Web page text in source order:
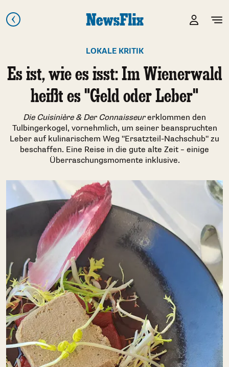
LOKALE KRITIK
Es ist, wie es isst: Im Wienerwald
heißt es "Geld oder Leber"
Die Cuisinière & Der Connaisseurerklommen den
Tulbingerkogel, vornehmlich, um seiner beanspruchten
Leber auf kulinarischem Weg "Ersatzteil-Nachschub" zu
beschaffen. Eine Reise in die gute alte Zeit – einige
Überraschungsmomente inklusive.